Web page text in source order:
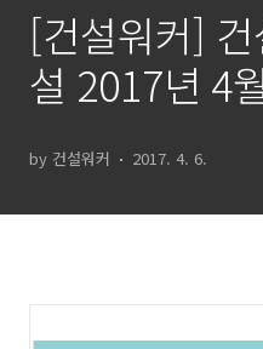
[건설워커]
설 2017년 4
by 건설워커 2017. 4. 6.